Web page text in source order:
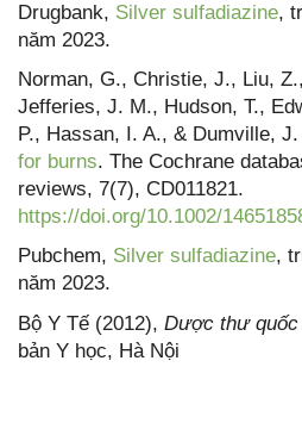
Drugbank, Silver sulfadiazine,
năm 2023.
Norman, G., Christie, J., Liu,
Jefferies, J. M., Hudson, T.,
P., Hassan, I. A., & Dumville,
for burns. The Cochrane
reviews, 7(7), CD011821.
https://doi.org/10.1002/
Pubchem, Silver sulfadiazine,
năm 2023.
Bộ Y Tế (2012), Dược thư
bản Y học, Hà Nội